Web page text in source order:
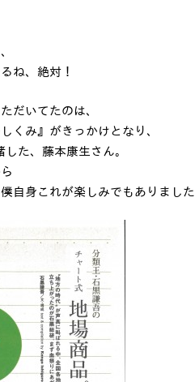
ね、絶対！
だいてたのは、
くみ』がきっかけとなり、
た、藤本康生さん。
自身これが楽しみでもありました